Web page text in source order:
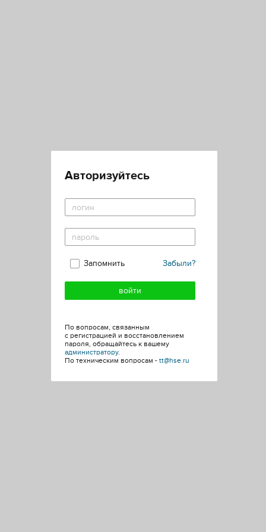
Авторизуйтесь
Забыли?
Запомнить
По вопросам, связанным
с регистрацией и восстановлением
пароля, обращайтесь к вашему
администратору.
По техническим вопросам - tt@hse.ru